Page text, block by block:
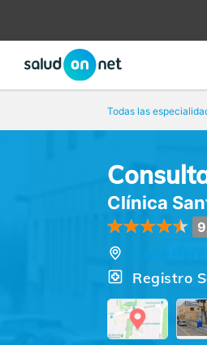
Todas las
Clínica
Registro